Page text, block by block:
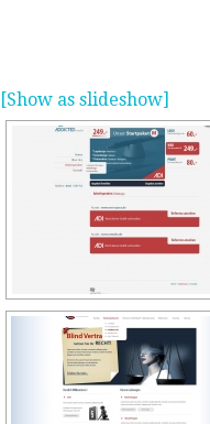
[Show as slideshow]